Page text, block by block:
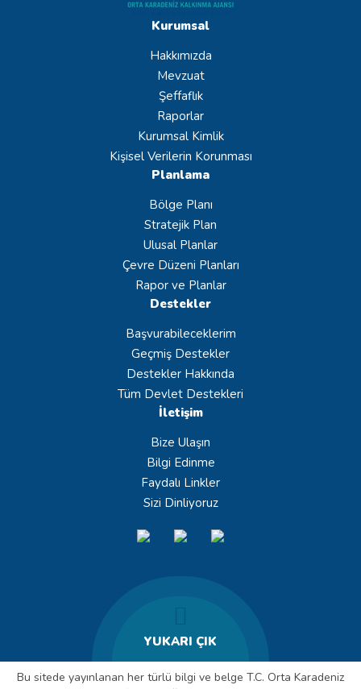
Kurumsal
Hakkımızda
Mevzuat
Şeffaflık
Raporlar
Kurumsal Kimlik
Kişisel Verilerin Korunması
Planlama
Bölge Planı
Stratejik Plan
Ulusal Planlar
Çevre Düzeni Planları
Rapor ve Planlar
Destekler
Başvurabileceklerim
Geçmiş Destekler
Destekler Hakkında
Tüm Devlet Destekleri
İletişim
Bize Ulaşın
Bilgi Edinme
Faydalı Linkler
Sizi Dinliyoruz
YUKARI ÇIK
Bu sitede yayınlanan her türlü bilgi ve belge T.C. Orta Karadeniz